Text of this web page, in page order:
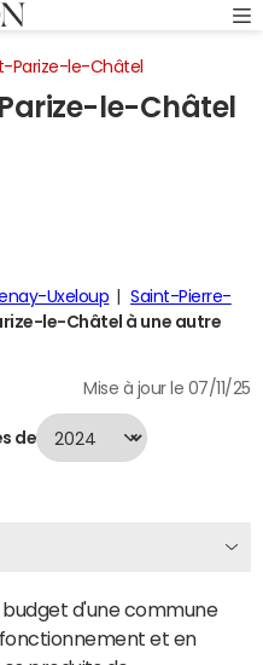
Parize-le-Châtel
le-Châtel
Uxeloup
Saint-Pierre-
le-Châtel à une autre
Mise à jour le 07/11/25
de
d'une commune
et en